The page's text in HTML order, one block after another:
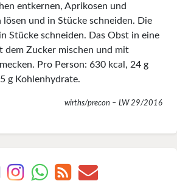
entkernen, Aprikosen und
lösen und in Stücke schneiden. Die
Stücke schneiden. Das Obst in eine
dem Zucker mischen und mit
Pro Person: 630 kcal, 24 g
g Kohlenhydrate.
wirths/precon – LW 29/2016